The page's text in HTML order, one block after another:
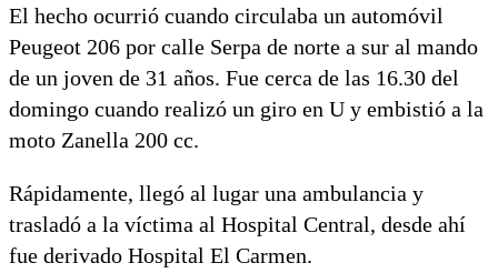
El hecho ocurrió cuando circulaba un automóvil
Peugeot 206 por calle Serpa de norte a sur al mando
de un joven de 31 años. Fue cerca de las 16.30 del
domingo cuando realizó un giro en U y embistió a la
moto Zanella 200 cc.
Rápidamente, llegó al lugar una ambulancia y
trasladó a la víctima al Hospital Central, desde ahí
fue derivado Hospital El Carmen.